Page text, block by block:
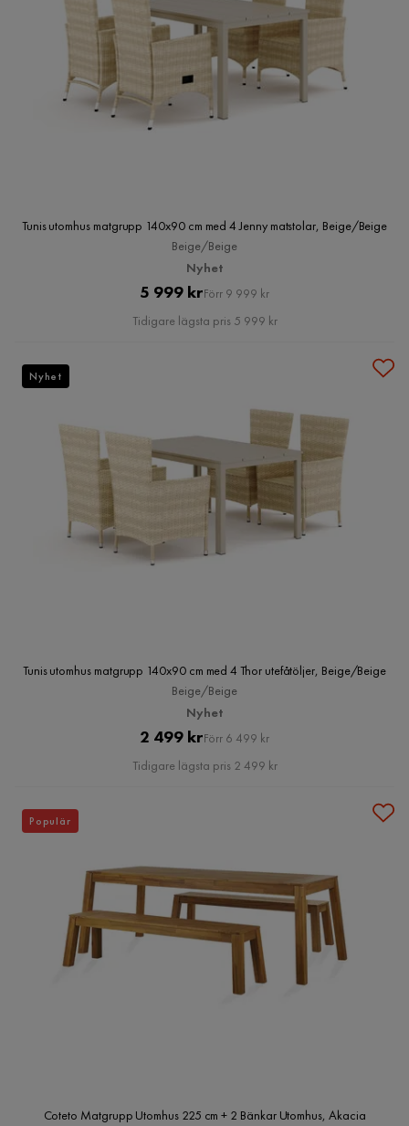
Tunis utomhus matgrupp 140x90 cm med 4 Jenny matstolar, Beige/Beige
Beige/Beige
Nyhet
Pris
5 999 krOriginal
Pris
Förr 9 999 kr
Tidigare lägsta pris 5 999 kr
Tunis utomhus matgrupp 140x90 cm med 4 Thor utefåtöljer, Beige/Beige
Beige/Beige
Nyhet
Pris
2 499 krOriginal
Pris
Förr 6 499 kr
Tidigare lägsta pris 2 499 kr
Nyhet
Coteto Matgrupp Utomhus 225 cm + 2 Bänkar Utomhus, Akacia
Populär